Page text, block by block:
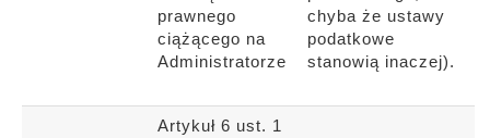
prawnego
ciążącego na
Administratorze
chyba że ustawy
podatkowe
stanowią inaczej).
Artykuł 6 ust. 1